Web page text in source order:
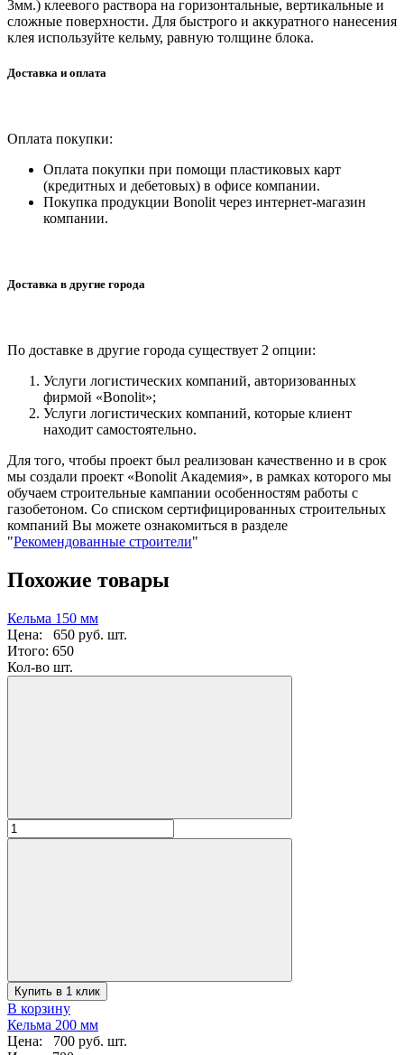
3мм.) клеевого раствора на горизонтальные, вертикальные и
сложные поверхности. Для быстрого и аккуратного нанесения
клея используйте кельму, равную толщине блока.
Доставка и оплата
Оплата покупки:
Оплата покупки при помощи пластиковых карт
(кредитных и дебетовых) в офисе компании.
Покупка продукции Bonolit через интернет-магазин
компании.
Доставка в другие города
По доставке в другие города существует 2 опции:
Услуги логистических компаний, авторизованных
фирмой «Bonolit»;
Услуги логистических компаний, которые клиент
находит самостоятельно.
Для того, чтобы проект был реализован качественно и в срок
мы создали проект «Bonolit Академия», в рамках которого мы
обучаем строительные кампании особенностям работы с
газобетоном. Со списком сертифицированных строительных
компаний Вы можете ознакомиться в разделе
"Рекомендованные строители"
Похожие товары
Кельма 150 мм
Цена:
650 руб. шт.
Итого: 650
Кол-во шт.
Купить в 1 клик
В корзину
Кельма 200 мм
Цена:
700 руб. шт.